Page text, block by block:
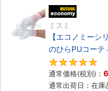
ミスミ
【エコノミーシ
のひらPUコーテ
通常価格(税別)：
通常出荷日：在庫